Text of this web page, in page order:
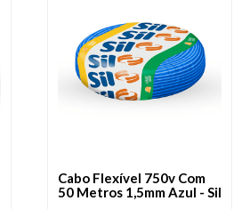
Cabo Flexível 750v Com
50 Metros 1,5mm Azul - Sil